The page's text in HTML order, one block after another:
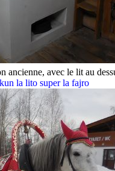
ancienne, avec le lit au
la lito super la fajro